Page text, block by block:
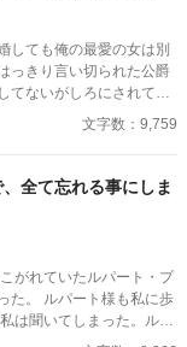
も思えなかった。もう、
りが継続していたから。
の任期終了まで後数ヶ月
責で破棄。もう関わるこ
何故かルカは今更になっ
しても俺の最愛の女は別
っきり言い切られた公爵
てないがしろにされても
は平気だった。なぜなら
かし、王立学園の卒業
うにも別タイトルで重
文字数：9,759
全て忘れる事にしま
がれていたルパート・プ
私に歩
は聞いてしまった。ルパ